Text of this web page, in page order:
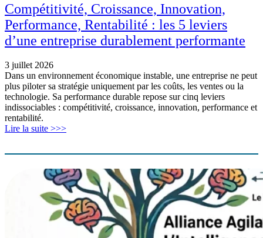
Compétitivité, Croissance, Innovation,
Performance, Rentabilité : les 5 leviers
d’une entreprise durablement performante
3 juillet 2026
Dans un environnement économique instable, une entreprise ne peut
plus piloter sa stratégie uniquement par les coûts, les ventes ou la
technologie. Sa performance durable repose sur cinq leviers
indissociables : compétitivité, croissance, innovation, performance et
rentabilité.
Lire la suite >>>